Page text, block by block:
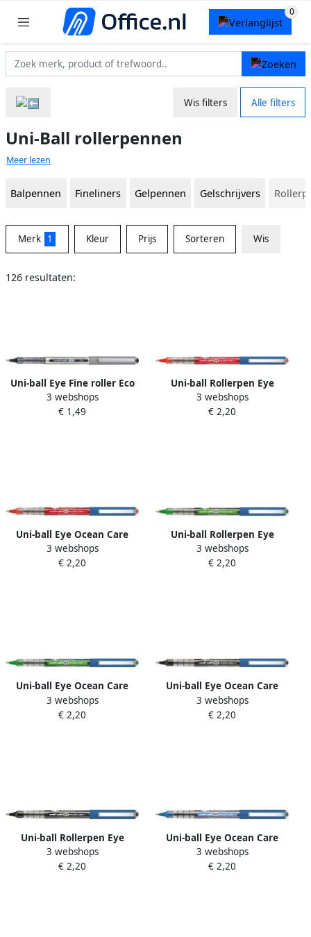
Wis filters Alle filters
Uni-Ball rollerpennen
Meer lezen
Balpennen Fineliners Gelpennen Gelschrijvers
Merk 1 Kleur Prijs Sorteren Wis
126 resultaten:
Uni-ball Eye Fine roller Eco
schrijfbreedte 0 5 mm
zwart
3 webshops
€ 1,49
Uni-ball Rollerpen Eye
Ocean Care medium rood
3 webshops
€ 2,20
Uni-ball Eye Ocean Care
roller schrijfbreedte 0 3 mm
rood
3 webshops
€ 2,20
Uni-ball Rollerpen Eye
Ocean Care medium groen
3 webshops
€ 2,20
Uni-ball Eye Ocean Care
roller schrijfbreedte 0 3 mm
groen
3 webshops
€ 2,20
Uni-ball Eye Ocean Care
roller schrijfbreedte 0 3 mm
zwart
3 webshops
€ 2,20
Uni-ball Rollerpen Eye
Ocean Care medium zwart
3 webshops
€ 2,20
Uni-ball Eye Ocean Care
roller schrijfbreedte 0 3 mm
blauw
3 webshops
€ 2,20